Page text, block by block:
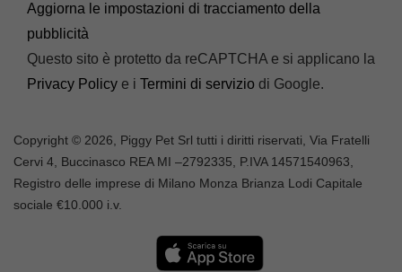
Aggiorna le impostazioni di tracciamento della
pubblicità
Questo sito è protetto da reCAPTCHA e si applicano la
Privacy Policy e i Termini di servizio di Google.
Copyright © 2026, Piggy Pet Srl tutti i diritti riservati, Via Fratelli
Cervi 4, Buccinasco REA MI –2792335 , P.IVA 14571540963,
Registro delle imprese di Milano Monza Brianza Lodi Capitale
sociale €10.000 i.v.